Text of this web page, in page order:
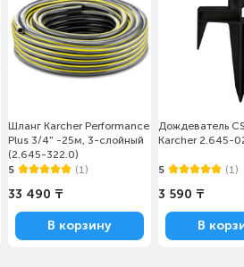
Шланг Karcher Performance
Plus 3/4" -25м, 3-слойный
(2.645-322.0)
5
(1)
33 490 ₸
В корзину
Дождеватель
Karcher 2.645-
5 (1)
3 590 ₸
В